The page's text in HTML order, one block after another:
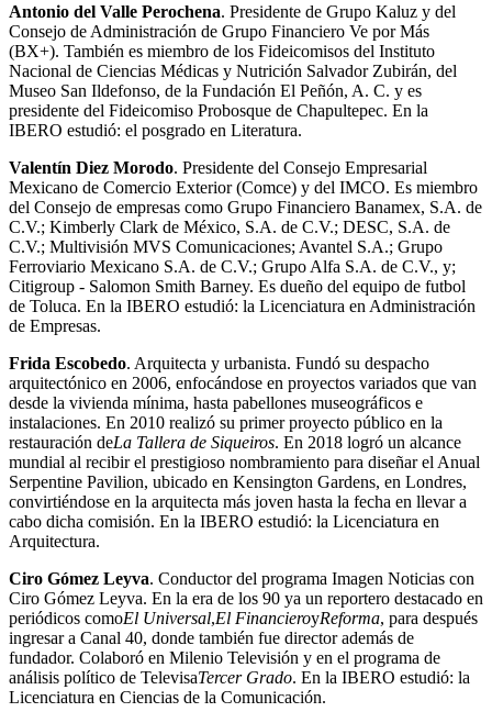
Antonio del Valle Perochena. Presidente de Grupo Kaluz y del
Consejo de Administración de Grupo Financiero Ve por Más
(BX+). También es miembro de los Fideicomisos del Instituto
Nacional de Ciencias Médicas y Nutrición Salvador Zubirán, del
Museo San Ildefonso, de la Fundación El Peñón, A. C. y es
presidente del Fideicomiso Probosque de Chapultepec. En la
IBERO estudió: el posgrado en Literatura.
Valentín Diez Morodo. Presidente del Consejo Empresarial
Mexicano de Comercio Exterior (Comce) y del IMCO. Es miembro
del Consejo de empresas como Grupo Financiero Banamex, S.A. de
C.V.; Kimberly Clark de México, S.A. de C.V.; DESC, S.A. de
C.V.; Multivisión MVS Comunicaciones; Avantel S.A.; Grupo
Ferroviario Mexicano S.A. de C.V.; Grupo Alfa S.A. de C.V., y;
Citigroup - Salomon Smith Barney. Es dueño del equipo de futbol
de Toluca. En la IBERO estudió: la Licenciatura en Administración
de Empresas.
Frida Escobedo. Arquitecta y urbanista. Fundó su despacho
arquitectónico en 2006, enfocándose en proyectos variados que van
desde la vivienda mínima, hasta pabellones museográficos e
instalaciones. En 2010 realizó su primer proyecto público en la
restauración deLa Tallera de Siqueiros. En 2018 logró un alcance
mundial al recibir el prestigioso nombramiento para diseñar el Anual
Serpentine Pavilion, ubicado en Kensington Gardens, en Londres,
convirtiéndose en la arquitecta más joven hasta la fecha en llevar a
cabo dicha comisión. En la IBERO estudió: la Licenciatura en
Arquitectura.
Ciro Gómez Leyva. Conductor del programa Imagen Noticias con
Ciro Gómez Leyva. En la era de los 90 ya un reportero destacado en
periódicos comoEl Universal,El FinancieroyReforma, para después
ingresar a Canal 40, donde también fue director además de
fundador. Colaboró en Milenio Televisión y en el programa de
análisis político de TelevisaTercer Grado. En la IBERO estudió: la
Licenciatura en Ciencias de la Comunicación.